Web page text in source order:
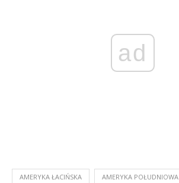
ad
AMERYKA ŁACIŃSKA AMERYKA POŁUDNIOWA